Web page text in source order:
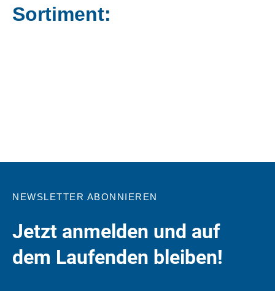
Sortiment:
NEWSLETTER ABONNIEREN
Jetzt anmelden und auf
dem Laufenden bleiben!